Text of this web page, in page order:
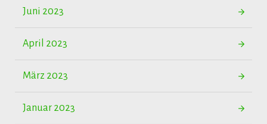
Juni 2023
April 2023
März 2023
Januar 2023